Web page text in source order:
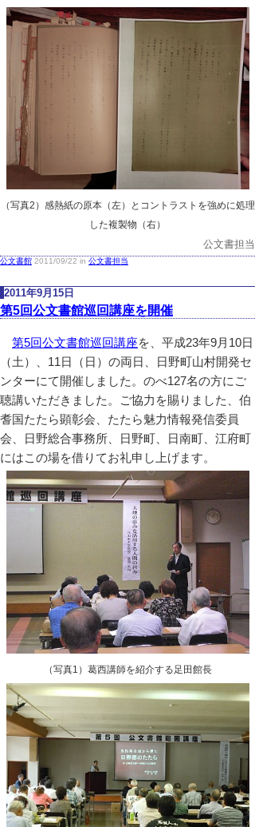
（写真2）感熱紙の原本（左）とコントラストを強めに処理
した複製物（右）
公文書担当
公文書館 2011/09/22 in 公文書担当
2011年9月15日
第5回公文書館巡回講座を開催
第5回公文書館巡回講座を、平成23年9月10日
（土）、11日（日）の両日、日野町山村開発セ
ンターにて開催しました。のべ127名の方にご
聴講いただきました。ご協力を賜りました、伯
耆国たたら顕彰会、たたら魅力情報発信委員
会、日野総合事務所、日野町、日南町、江府町
にはこの場を借りてお礼申し上げます。
（写真1）葛西講師を紹介する足田館長